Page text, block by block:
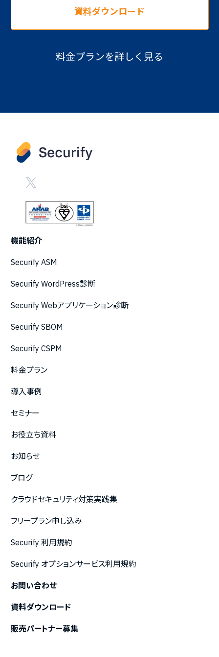
資料ダウンロード
料金プランを詳しく見る
機能紹介
Securify ASM
Securify WordPress診断
Securify Webアプリケーション診断
Securify SBOM
Securify CSPM
料金プラン
導入事例
セミナー
お役立ち資料
お知らせ
ブログ
クラウドセキュリティ対策実践集
フリープラン申し込み
Securify 利用規約
Securify オプションサービス利用規約
お問い合わせ
資料ダウンロード
販売パートナー募集